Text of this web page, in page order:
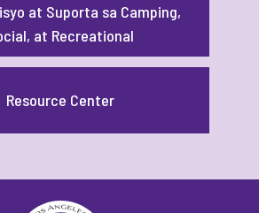
at Suporta sa Camping,
at Recreational
Resource Center